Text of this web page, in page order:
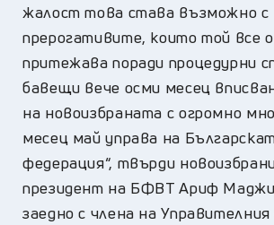
жалост това става възможно с
прерогативите, които той все
притежава поради процедурни
бавещи вече осми месец
на новоизбраната с огромно
месец май управа на
федерация“, твърди
президент на БФВТ Ариф
заедно с члена на